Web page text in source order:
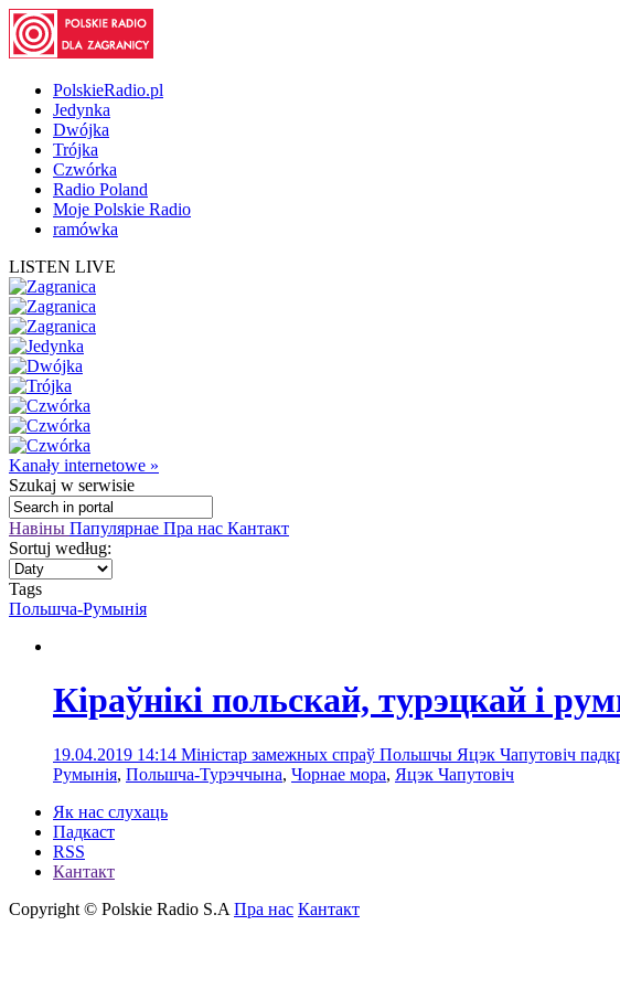
PolskieRadio.pl
Jedynka
Dwójka
Trójka
Czwórka
Radio Poland
Moje Polskie Radio
ramówka
LISTEN LIVE
Kanały internetowe »
Szukaj w serwisie
Навіны Папулярнае Пра нас Кантакт
Sortuj według:
Tags
Польшча-Румынія
Кіраўнікі польскай, турэцкай і
19.04.2019 14:14 Міністар замежных спраў Польшчы Яцэк Чапутовіч
Румынія, Польшча-Турэччына, Чорнае мора, Яцэк Чапутовіч
Як нас слухаць
Падкаст
RSS
Кантакт
Copyright © Polskie Radio S.A Пра нас Кантакт